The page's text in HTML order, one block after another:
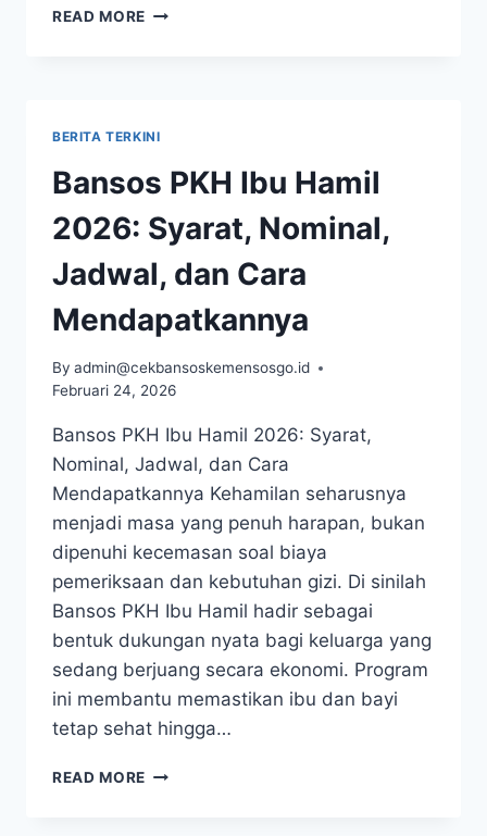
READ MORE INFO
JADWAL
RUTE
DAN
CARA
DAFTAR
BERITA TERKINI
Bansos PKH Ibu Hamil
2026: Syarat, Nominal,
Jadwal, dan Cara
Mendapatkannya
By admin@cekbansoskemensosgo.id
Februari 24, 2026
Bansos PKH Ibu Hamil 2026: Syarat,
Nominal, Jadwal, dan Cara
Mendapatkannya Kehamilan seharusnya
menjadi masa yang penuh harapan, bukan
dipenuhi kecemasan soal biaya
pemeriksaan dan kebutuhan gizi. Di sinilah
Bansos PKH Ibu Hamil hadir sebagai
bentuk dukungan nyata bagi keluarga yang
sedang berjuang secara ekonomi. Program
ini membantu memastikan ibu dan bayi
tetap sehat hingga…
READ MORE BANSOS